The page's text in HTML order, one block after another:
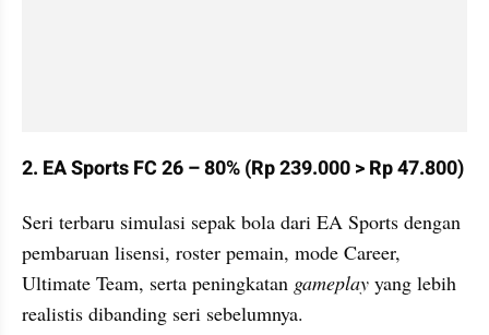
2. EA Sports FC 26 – 80% (Rp 239.000 > Rp 47.800)
Seri terbaru simulasi sepak bola dari EA Sports dengan
pembaruan lisensi, roster pemain, mode Career,
Ultimate Team, serta peningkatan gameplay yang lebih
realistis dibanding seri sebelumnya.